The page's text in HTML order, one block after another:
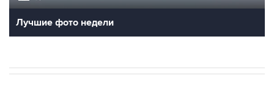
Лучшие фото недели